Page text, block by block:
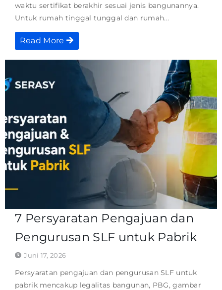
waktu sertifikat berakhir sesuai jenis bangunannya.
Untuk rumah tinggal tunggal dan rumah...
Read More
7 Persyaratan Pengajuan dan
Pengurusan SLF untuk Pabrik
Juni 17, 2026
Persyaratan pengajuan dan pengurusan SLF untuk
pabrik mencakup legalitas bangunan, PBG, gambar